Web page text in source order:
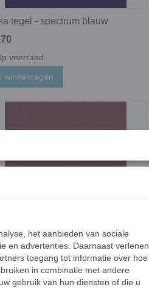
tegel - spectrum blauw
voorraad
winkelwagen
tegel - ruby wine
voorraad
het aanbieden van sociale
en advertenties. Daarnaast verlenen
toegang tot informatie over hoe
in combinatie met andere
gebruik van hun diensten of die u